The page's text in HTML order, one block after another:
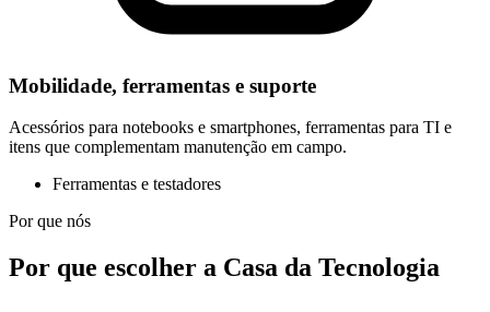
Mobilidade, ferramentas e suporte
Acessórios para notebooks e smartphones, ferramentas para TI e
itens que complementam manutenção em campo.
Ferramentas e testadores
Por que nós
Por que escolher a Casa da Tecnologia